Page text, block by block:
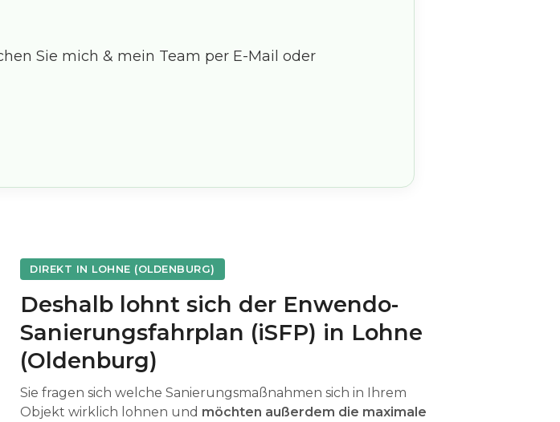
Sie mich & mein Team per E-Mail oder
DIREKT IN LOHNE (OLDENBURG)
Deshalb lohnt sich der Enwendo-
Sanierungsfahrplan (iSFP) in Lohne
(Oldenburg)
Sie fragen sich welche Sanierungsmaßnahmen sich in Ihrem
Objekt wirklich lohnen und möchten außerdem die maximale